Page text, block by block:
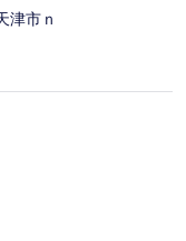
津市ｎ